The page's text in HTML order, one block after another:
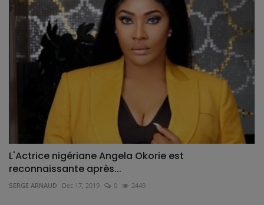
L'Actrice nigériane Angela Okorie est
reconnaissante après...
SERGE ARNAUD Dec 17, 2019 0 2449